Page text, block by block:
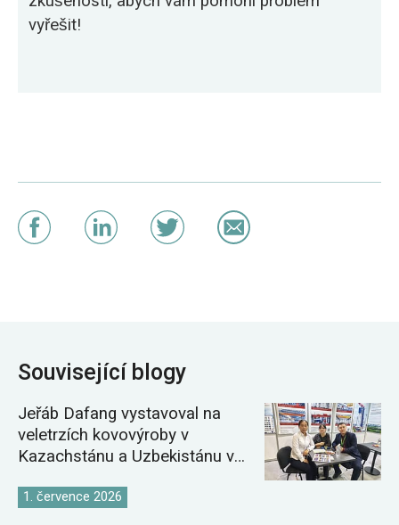
vyřešit!
Související blogy
Jeřáb Dafang vystavoval na
veletrzích kovovýroby v
Kazachstánu a Uzbekistánu v
1. července 2026